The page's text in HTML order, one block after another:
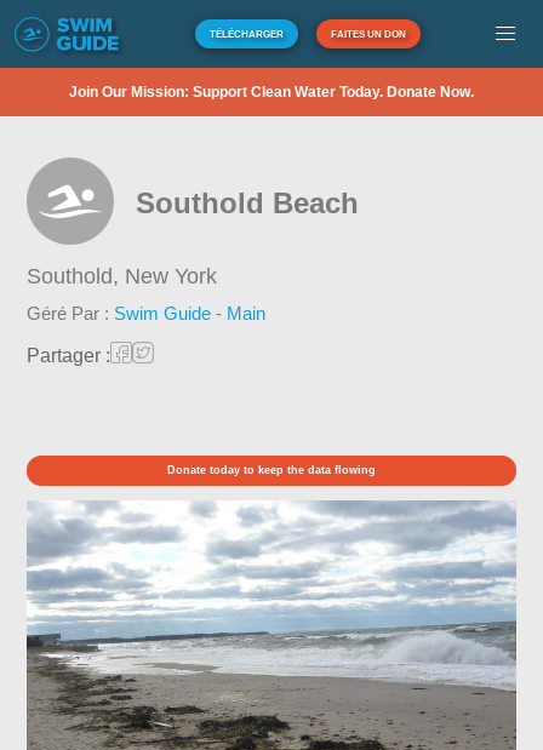
TÉLÉCHARGER FAITES UN DON
Join Our Mission: Support Clean Water Today. Donate Now.
Southold Beach
Southold, New York
Géré Par : Swim Guide - Main
Partager :
Donate today to keep the data flowing